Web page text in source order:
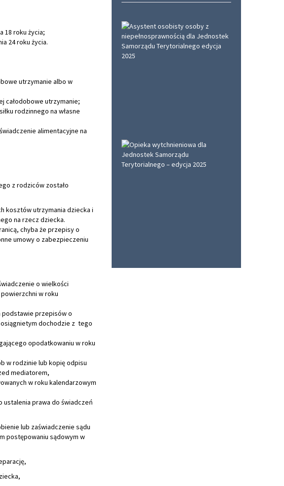
18 roku życia;
24 roku życia.
utrzymanie albo w
całodobowe utrzymanie;
rodzinnego na własne
alimentacyjne na
z rodziców zostało
kosztów utrzymania dziecka i
na rzecz dziecka.
chyba że przepisy o
umowy o zabezpieczeniu
o wielkości
w roku
podstawie przepisów o
dochodzie z tego
opodatkowaniu w roku
w rodzinie lub kopię odpisu
mediatorem,
w roku kalendarzowym
ustalenia prawa do świadczeń
lub zaświadczenie sądu
postępowaniu sądowym w